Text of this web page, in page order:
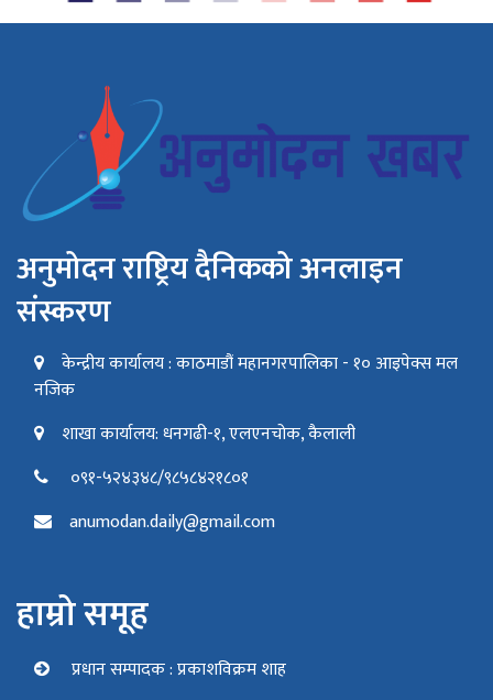
अनुमोदन राष्ट्रिय दैनिकको अनलाइन
संस्करण
केन्द्रीय कार्यालय : काठमाडौं महानगरपालिका - १० आइपेक्स मल
नजिक
शाखा कार्यालय: धनगढी-१, एलएनचोक, कैलाली
०९१-५२४३४८/९८५८४२१८०१
anumodan.daily@gmail.com
हाम्रो समूह
प्रधान सम्पादक : प्रकाशविक्रम शाह